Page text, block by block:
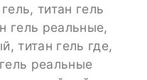
титан гель
гель реальные,
титан гель где,
реальные